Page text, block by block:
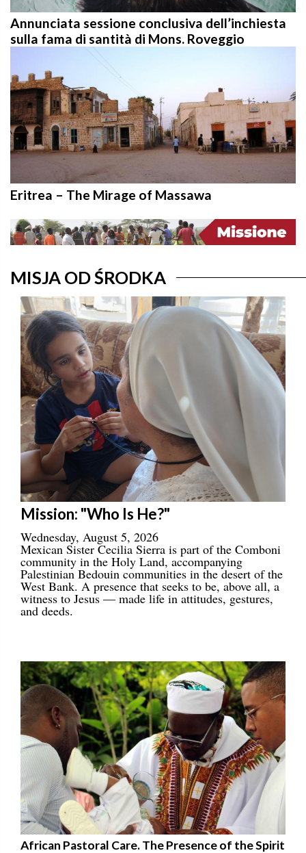
Annunciata sessione conclusiva dell’inchiesta
sulla fama di santità di Mons. Roveggio
Eritrea – The Mirage of Massawa
MISJA OD ŚRODKA
Mission: "Who Is He?"
Wednesday, August 5, 2026
Mexican Sister Cecilia Sierra is part of the Comboni
community in the Holy Land, accompanying
Palestinian Bedouin communities in the desert of the
West Bank. A presence that seeks to be, above all, a
witness to Jesus — made life in attitudes, gestures,
and deeds.
African Pastoral Care. The Presence of the Spirit